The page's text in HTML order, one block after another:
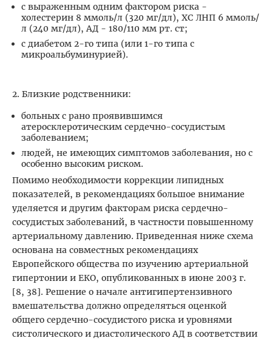
с выраженным одним фактором риска -
холестерин 8 ммоль/л (320 мг/дл), ХС ЛНП 6 ммоль/
л (240 мг/дл), АД - 180/110 мм рт. ст;
с диабетом 2-го типа (или 1-го типа с
микроальбуминурией).
2. Близкие родственники:
больных с рано проявившимся
атеросклеротическим сердечно-сосудистым
заболеванием;
людей, не имеющих симптомов заболевания, но с
особенно высоким риском.
Помимо необходимости коррекции липидных
показателей, в рекомендациях большое внимание
уделяется и другим факторам риска сердечно-
сосудистых заболеваний, в частности повышенному
артериальному давлению. Приведенная ниже схема
основана на совместных рекомендациях
Европейского общества по изучению артериальной
гипертонии и ЕКО, опубликованных в июне 2003 г.
[8, 38]. Решение о начале антигипертензивного
вмешательства должно определяться оценкой
общего сердечно-сосудистого риска и уровнями
систолического и диастолического АД в соответствии